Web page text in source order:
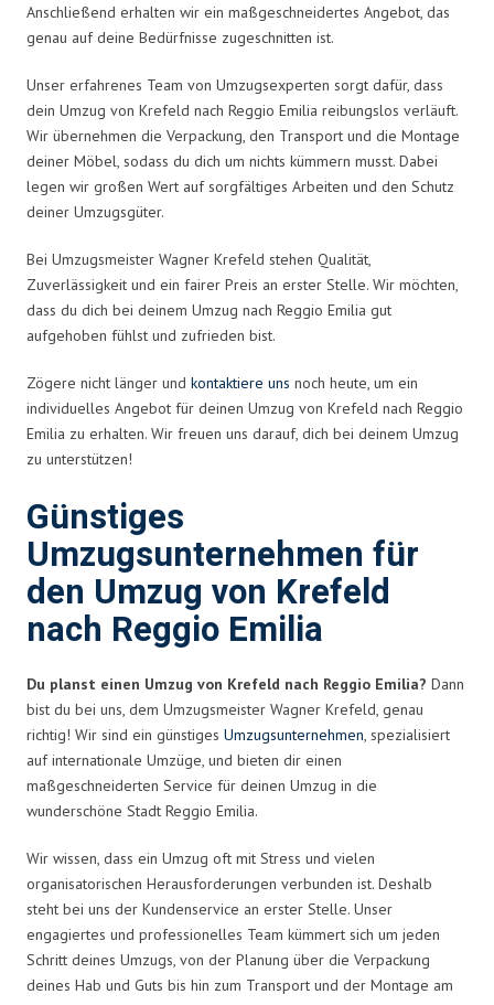
Anschließend erhalten wir ein maßgeschneidertes Angebot, das
genau auf deine Bedürfnisse zugeschnitten ist.
Unser erfahrenes Team von Umzugsexperten sorgt dafür, dass
dein Umzug von Krefeld nach Reggio Emilia reibungslos verläuft.
Wir übernehmen die Verpackung, den Transport und die Montage
deiner Möbel, sodass du dich um nichts kümmern musst. Dabei
legen wir großen Wert auf sorgfältiges Arbeiten und den Schutz
deiner Umzugsgüter.
Bei Umzugsmeister Wagner Krefeld stehen Qualität,
Zuverlässigkeit und ein fairer Preis an erster Stelle. Wir möchten,
dass du dich bei deinem Umzug nach Reggio Emilia gut
aufgehoben fühlst und zufrieden bist.
Zögere nicht länger und kontaktiere uns noch heute, um ein
individuelles Angebot für deinen Umzug von Krefeld nach Reggio
Emilia zu erhalten. Wir freuen uns darauf, dich bei deinem Umzug
zu unterstützen!
Günstiges
Umzugsunternehmen für
den Umzug von Krefeld
nach Reggio Emilia
Du planst einen Umzug von Krefeld nach Reggio Emilia? Dann
bist du bei uns, dem Umzugsmeister Wagner Krefeld, genau
richtig! Wir sind ein günstiges Umzugsunternehmen, spezialisiert
auf internationale Umzüge, und bieten dir einen
maßgeschneiderten Service für deinen Umzug in die
wunderschöne Stadt Reggio Emilia.
Wir wissen, dass ein Umzug oft mit Stress und vielen
organisatorischen Herausforderungen verbunden ist. Deshalb
steht bei uns der Kundenservice an erster Stelle. Unser
engagiertes und professionelles Team kümmert sich um jeden
Schritt deines Umzugs, von der Planung über die Verpackung
deines Hab und Guts bis hin zum Transport und der Montage am